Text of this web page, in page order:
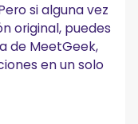
si alguna vez
original, puedes
de MeetGeek,
en un solo